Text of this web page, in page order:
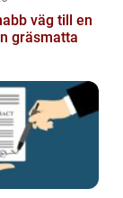
gräsmatta